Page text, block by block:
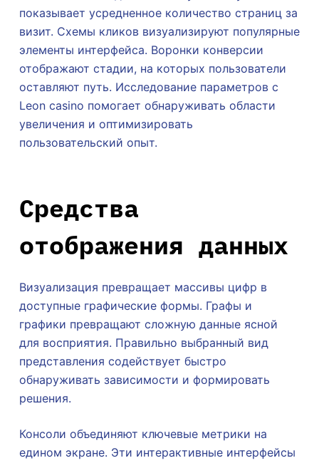
показывает усредненное количество страниц за
визит. Схемы кликов визуализируют популярные
элементы интерфейса. Воронки конверсии
отображают стадии, на которых пользователи
оставляют путь. Исследование параметров с
Leon casino помогает обнаруживать области
увеличения и оптимизировать
пользовательский опыт.
Средства
отображения данных
Визуализация превращает массивы цифр в
доступные графические формы. Графы и
графики превращают сложную данные ясной
для восприятия. Правильно выбранный вид
представления содействует быстро
обнаруживать зависимости и формировать
решения.
Консоли объединяют ключевые метрики на
едином экране. Эти интерактивные интерфейсы